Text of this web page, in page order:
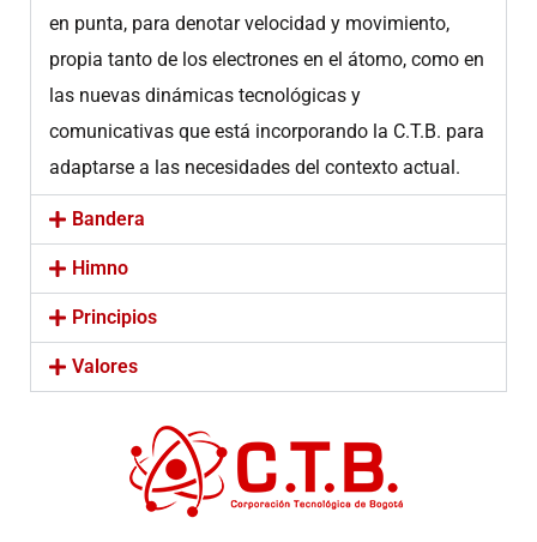
en punta, para denotar velocidad y movimiento,
propia tanto de los electrones en el átomo, como en
las nuevas dinámicas tecnológicas y
comunicativas que está incorporando la C.T.B. para
adaptarse a las necesidades del contexto actual.
Bandera
Himno
Principios
Valores